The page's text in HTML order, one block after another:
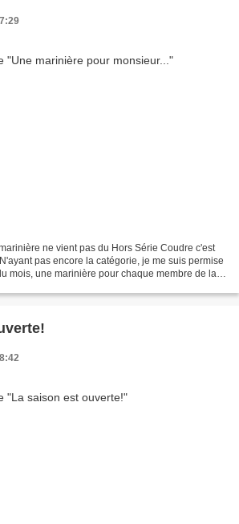
ne vient pas du Hors Série Coudre c'est
pas encore la catégorie, je me suis permise
mois, une marinière pour chaque membre de la